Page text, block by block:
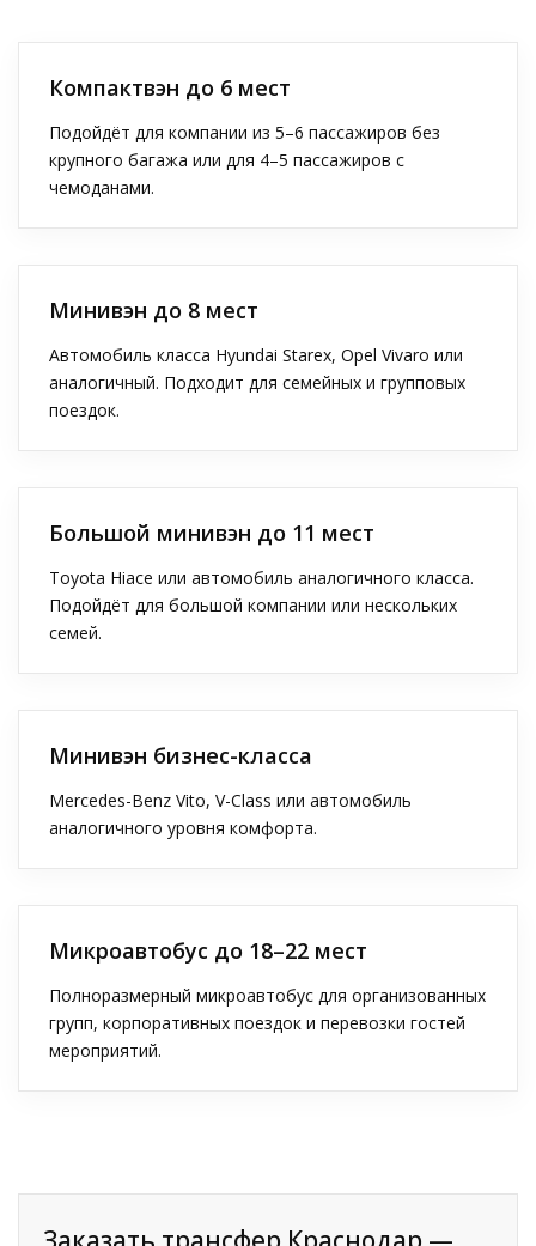
Компактвэн до 6 мест
Подойдёт для компании из 5–6 пассажиров без
крупного багажа или для 4–5 пассажиров с
чемоданами.
Минивэн до 8 мест
Автомобиль класса Hyundai Starex, Opel Vivaro или
аналогичный. Подходит для семейных и групповых
поездок.
Большой минивэн до 11 мест
Toyota Hiace или автомобиль аналогичного класса.
Подойдёт для большой компании или нескольких
семей.
Минивэн бизнес-класса
Mercedes-Benz Vito, V-Class или автомобиль
аналогичного уровня комфорта.
Микроавтобус до 18–22 мест
Полноразмерный микроавтобус для организованных
групп, корпоративных поездок и перевозки гостей
мероприятий.